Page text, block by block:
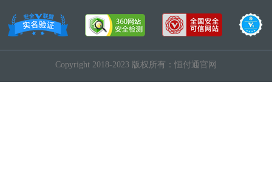
Copyright 2018-2023 版权所有：恒付通官网